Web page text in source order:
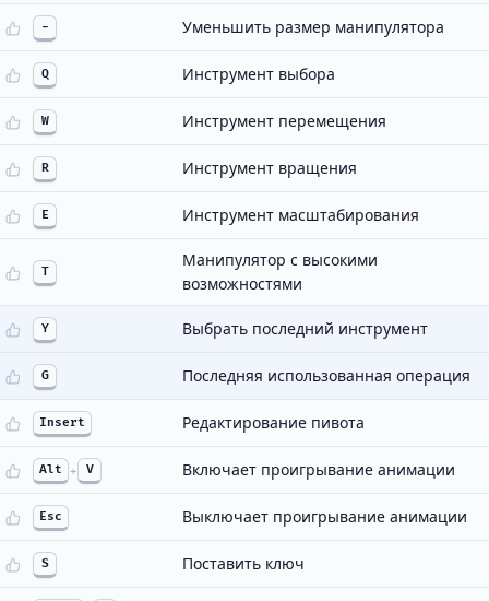
- Уменьшить размер манипулятора
Q Инструмент выбора
W Инструмент перемещения
R Инструмент вращения
E Инструмент масштабирования
T
Манипулятор с высокими
возможностями
Y Выбрать последний инструмент
G Последняя использованная операция
Insert Редактирование пивота
Alt + V Включает проигрывание анимации
Esc Выключает проигрывание анимации
S Поставить ключ